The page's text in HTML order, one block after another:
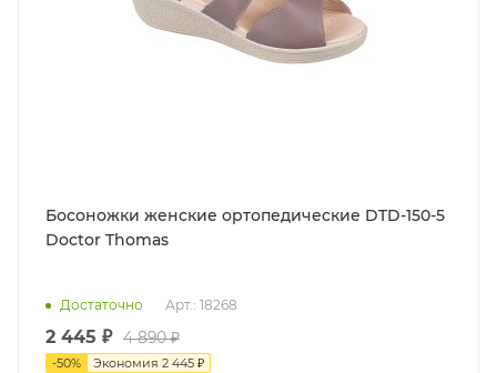
Босоножки женские ортопедические DTD-150-5
Doctor Thomas
Достаточно Арт.: 18268
2 445 ₽ 4 890 ₽
-50% Экономия 2 445 ₽